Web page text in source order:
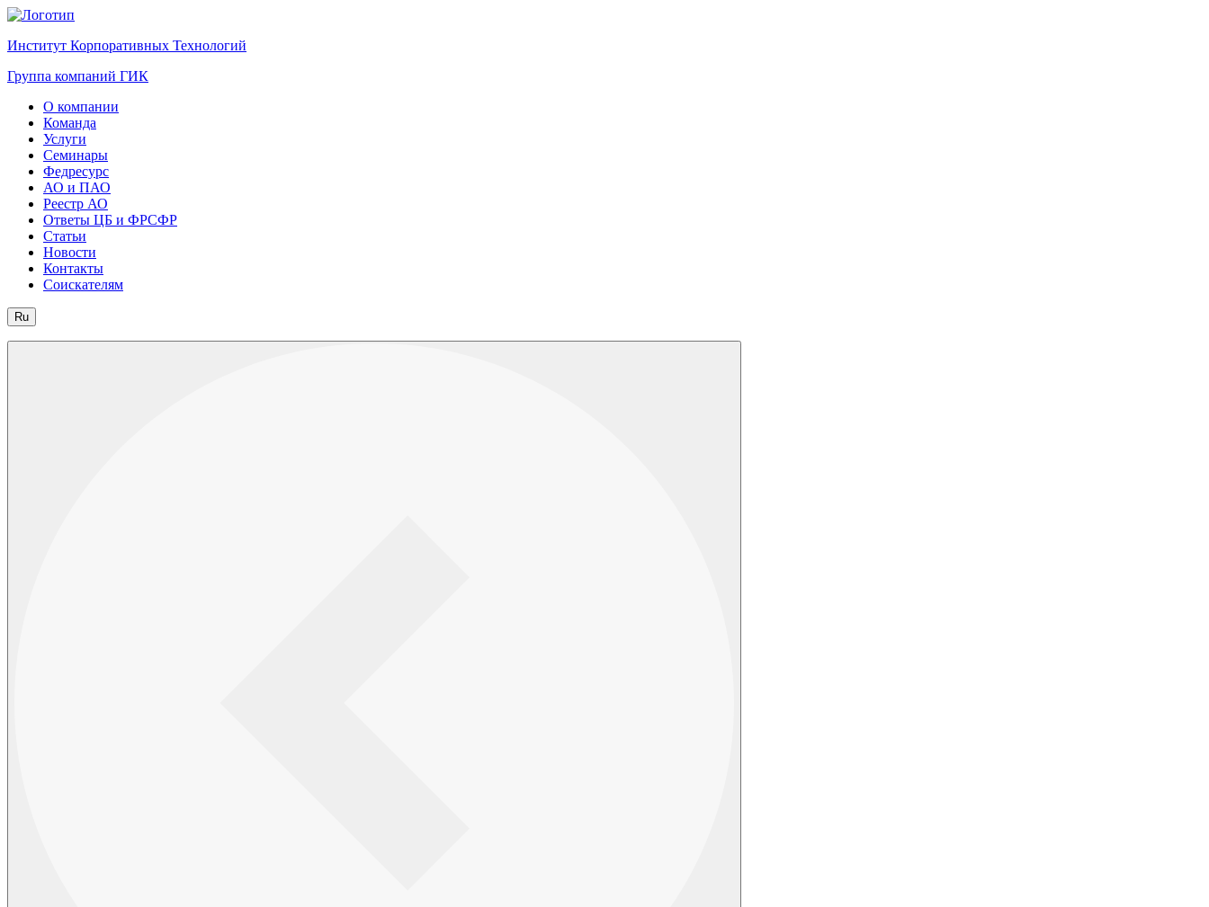
Институт Корпоративных Технологий
Группа компаний ГИК
О компании
Команда
Услуги
Семинары
Федресурс
АО и ПАО
Реестр АО
Ответы ЦБ и ФРСФР
Статьи
Новости
Контакты
Соискателям
Ru